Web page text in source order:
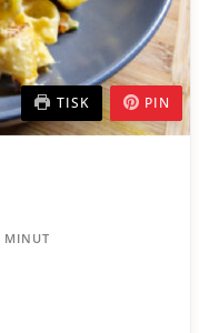
TISK PIN
MINUT
MINUT